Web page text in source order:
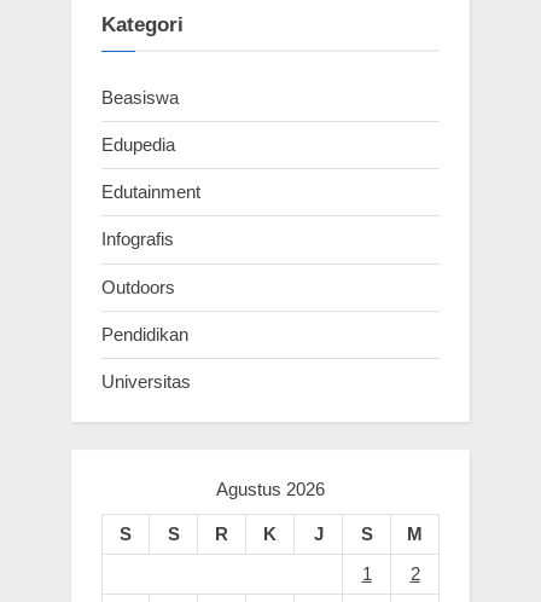
Kategori
Beasiswa
Edupedia
Edutainment
Infografis
Outdoors
Pendidikan
Universitas
Agustus 2026
S S R K J S
M
1
2